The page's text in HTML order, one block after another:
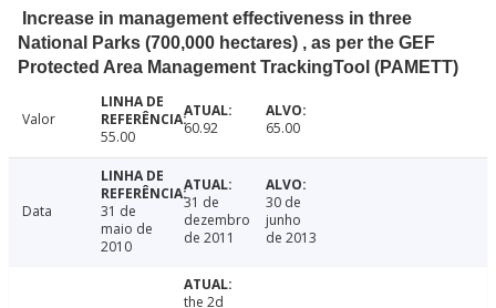
Increase in management effectiveness in three
National Parks (700,000 hectares) , as per the GEF
Protected Area Management TrackingTool (PAMETT)
Valor
55.00
60.92 65.00
Data
31 de
maio de
2010
31 de
dezembro
de 2011
30 de
junho
de 2013
the 2d